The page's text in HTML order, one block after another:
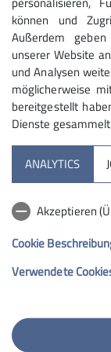
Ämter
Maximale
10
Partnersektionen
Services
82269 Geltendorf
Telefon +498193950321
können und
Außerdem
unserer Website
und Analysen
möglicherweise
bereitgestellt
Dienste
ANALYTICS
Akzeptieren
Cookie
Verwendete